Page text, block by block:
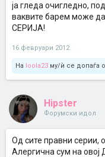
ја гледа очигледно,
ваквите барем може
СЕРИЈА!
16 февруари 2012
На loola23 му/ѝ се допаѓа
Hipster
Форумски идол
Од сите правни серии,
Алергична сум на овој